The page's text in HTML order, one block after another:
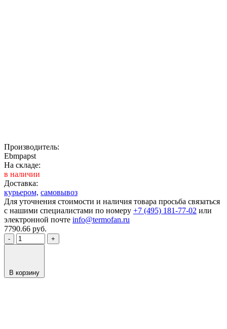
Производитель:
Ebmpapst
На складе:
в наличии
Доставка:
курьером, самовывоз
Для уточнения стоимости и наличия товара просьба связаться
с нашими специалистами по номеру +7 (495) 181-77-02 или
электронной почте info@termofan.ru
7790.66 руб.
- +
В корзину